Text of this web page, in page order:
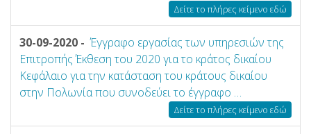
Δείτε το πλήρες κείμενο εδώ
30-09-2020 - Έγγραφο εργασίας των υπηρεσιών της
Επιτροπής Έκθεση του 2020 για το κράτος δικαίου
Κεφάλαιο για την κατάσταση του κράτους δικαίου
στην Πολωνία που συνοδεύει το έγγραφο …
Δείτε το πλήρες κείμενο εδώ